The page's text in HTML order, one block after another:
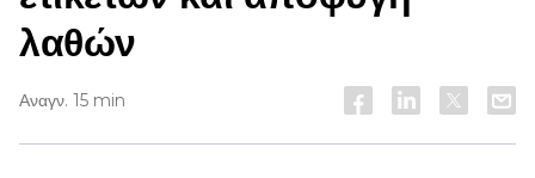
λαθών
Αναγν. 15 min